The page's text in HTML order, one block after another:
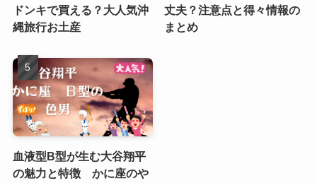
ドンキで買える？大人気沖
縄旅行お土産
丈夫？注意点と得々情報の
まとめ
血液型B型が生む大谷翔平
の魅力と特徴 かに座のや